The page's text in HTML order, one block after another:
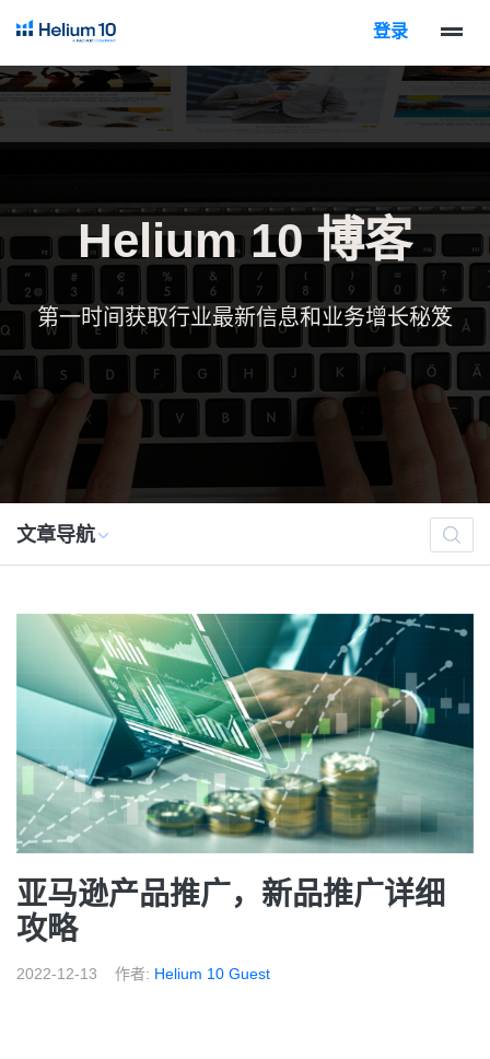
登录
Helium 10 博客
第一时间获取行业最新信息和业务增长秘笈
文章导航
亚马逊产品推广，新品推广详细
攻略
2022-12-13 作者: Helium 10 Guest